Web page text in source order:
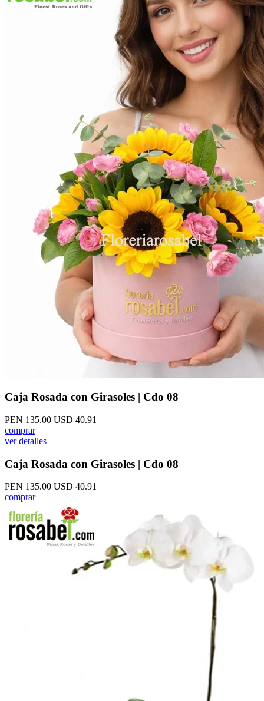
Caja Rosada con Girasoles | Cdo 08
PEN 135.00 USD 40.91
comprar
ver detalles
Caja Rosada con Girasoles | Cdo 08
PEN 135.00 USD 40.91
comprar